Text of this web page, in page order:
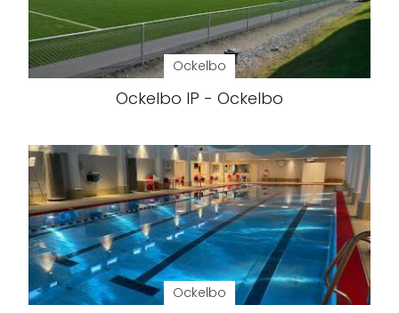
Ockelbo
Ockelbo IP - Ockelbo
Ockelbo